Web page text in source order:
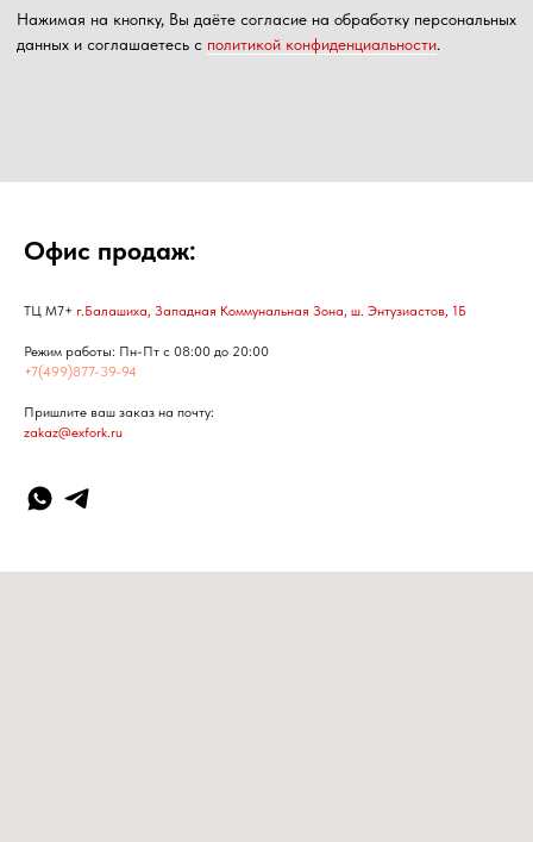
Офис продаж:
ТЦ М7+ г.Балашиха, Западная Коммунальная Зона, ш. Энтузиастов, 1Б
Режим работы: Пн-Пт с 08:00 до 20:00
+7(499)877-39-94
Пришлите ваш заказ на почту:
zakaz@exfork.ru